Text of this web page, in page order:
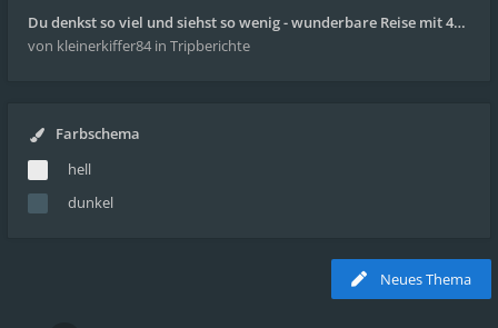
Du denkst so viel und siehst so wenig - wunderbare Reise mit 4g Pilze
von kleinerkiffer84 in Tripberichte
Farbschema
hell
dunkel
Neues Thema